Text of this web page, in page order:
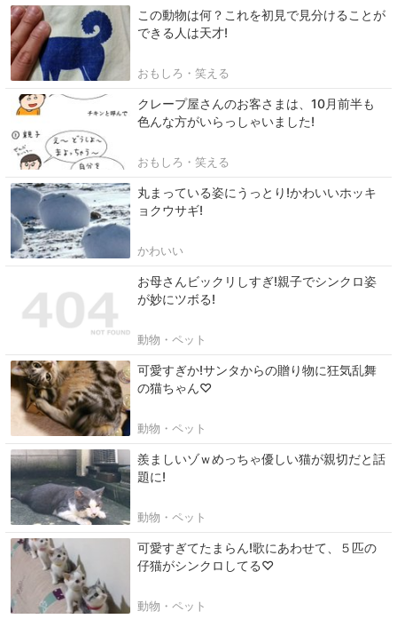
この動物は何？これを初見で見分けることが
できる人は天才!
おもしろ・笑える
クレープ屋さんのお客さまは、10月前半も
色んな方がいらっしゃいました!
おもしろ・笑える
丸まっている姿にうっとり!かわいいホッキ
ョクウサギ!
かわいい
お母さんビックリしすぎ!親子でシンクロ姿
が妙にツボる!
動物・ペット
可愛すぎか!サンタからの贈り物に狂気乱舞
の猫ちゃん♡
動物・ペット
羨ましいゾｗめっちゃ優しい猫が親切だと話
題に!
動物・ペット
可愛すぎてたまらん!歌にあわせて、５匹の
仔猫がシンクロしてる♡
動物・ペット